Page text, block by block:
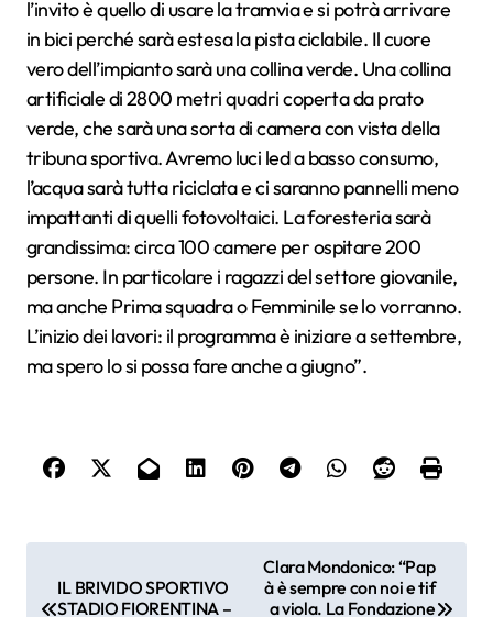
l’invito è quello di usare la tramvia e si potrà arrivare
in bici perché sarà estesa la pista ciclabile. Il cuore
vero dell’impianto sarà una collina verde. Una collina
artificiale di 2800 metri quadri coperta da prato
verde, che sarà una sorta di camera con vista della
tribuna sportiva. Avremo luci led a basso consumo,
l’acqua sarà tutta riciclata e ci saranno pannelli meno
impattanti di quelli fotovoltaici. La foresteria sarà
grandissima: circa 100 camere per ospitare 200
persone. In particolare i ragazzi del settore giovanile,
ma anche Prima squadra o Femminile se lo vorranno.
L’inizio dei lavori: il programma è iniziare a settembre,
ma spero lo si possa fare anche a giugno”.
IL BRIVIDO SPORTIVO
STADIO FIORENTINA –
Clara Mondonico: “Pap
à è sempre con noi e tif
a viola. La Fondazione